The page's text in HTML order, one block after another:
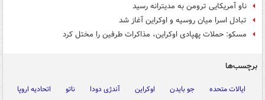
ناو آمریکایی ترومن به مدیترانه رسید
تبادل اسرا میان روسیه و اوکراین آغاز شد
مسکو: حملات پهپادی اوکراین، مذاکرات طرفین را مختل کرد
برچسب‌ها
ایالات متحده جو بایدن اوکراین آندژی دودا ناتو
اتحادیه اروپا